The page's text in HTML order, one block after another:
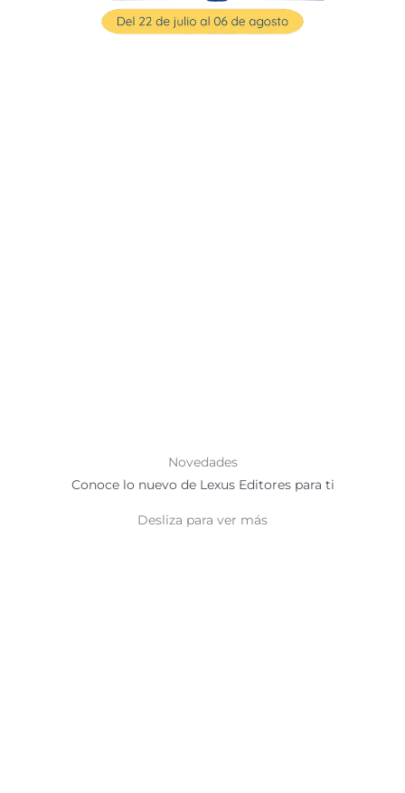
Novedades
Conoce lo nuevo de Lexus Editores para ti
Desliza para ver más